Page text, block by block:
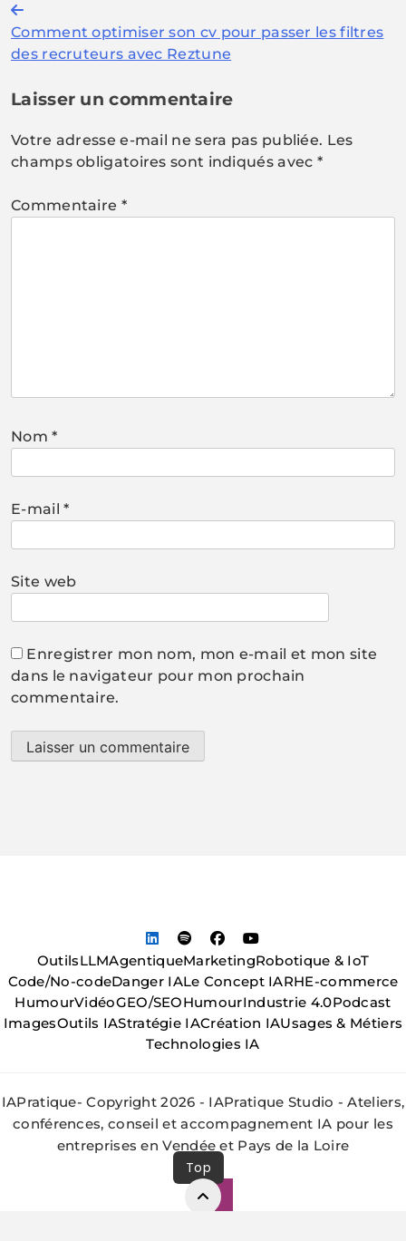
Navigation
de
Comment optimiser son cv pour passer les filtres
des recruteurs avec Reztune
Laisser un commentaire
Votre adresse e-mail ne sera pas publiée. Les
champs obligatoires sont indiqués avec *
Commentaire *
Nom*
E-mail*
Site web
Enregistrer mon nom, mon e-mail et mon site
dans le navigateur pour mon prochain
commentaire.
OutilsLLMAgentiqueMarketingRobotique & IoT
Code/No-codeDanger IALe Concept IARHE-commerce
HumourVidéoGEO/SEOHumourIndustrie 4.0Podcast
ImagesOutils IAStratégie IACréation IAUsages & Métiers
Technologies IA
IAPratique- Copyright 2026 - IAPratique Studio - Ateliers,
conférences, conseil et accompagnement IA pour les
entreprises en Vendée et Pays de la Loire
Top